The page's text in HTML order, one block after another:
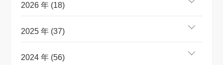
2026 年 (18)
2025 年 (37)
2024 年 (56)